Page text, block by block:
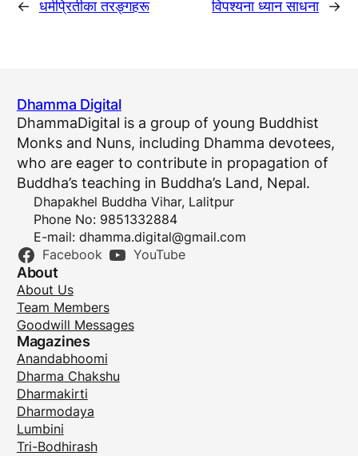
← धर्मप्रितीका तरङ्गहरू विपश्यना ध्यान साधना →
Dhamma Digital
DhammaDigital is a group of young Buddhist
Monks and Nuns, including Dhamma devotees,
who are eager to contribute in propagation of
Buddha’s teaching in Buddha’s Land, Nepal.
Dhapakhel Buddha Vihar, Lalitpur
Phone No: 9851332884
E-mail: dhamma.digital@gmail.com
Facebook YouTube
About
About Us
Team Members
Goodwill Messages
Magazines
Anandabhoomi
Dharma Chakshu
Dharmakirti
Dharmodaya
Lumbini
Tri-Bodhirash